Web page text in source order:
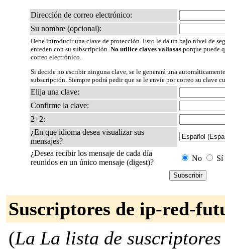
Dirección de correo electrónico:
Su nombre (opcional):
Debe introducir una clave de protección. Esto le da un bajo nivel de
enreden con su subscripción. No utilice claves valiosas porque puede
correo electrónico.
Si decide no escribir ninguna clave, se le generará una
subscripción. Siempre podrá pedir que se le envíe por correo su clave
Elija una clave:
Confirme la clave:
2+2:
¿En que idioma desea visualizar sus
mensajes?
¿Desea recibir los mensaje de cada día
reunidos en un único mensaje (digest)?
No Sí
Suscriptores de ip-red-
(La La lista de